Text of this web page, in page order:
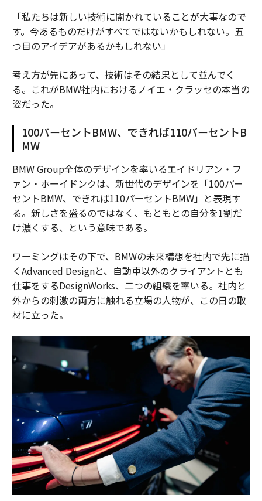
「私たちは新しい技術に開かれていることが大事なので
す。今あるものだけがすべてではないかもしれない。五
つ目のアイデアがあるかもしれない」
考え方が先にあって、技術はその結果として並んでく
る。これがBMW社内におけるノイエ・クラッセの本当の
姿だった。
100パーセントBMW、できれば110パーセントB
MW
BMW Group全体のデザインを率いるエイドリアン・フ
ァン・ホーイドンクは、新世代のデザインを「100パー
セントBMW、できれば110パーセントBMW」と表現す
る。新しさを盛るのではなく、もともとの自分を1割だ
け濃くする、という意味である。
ワーミングはその下で、BMWの未来構想を社内で先に描
くAdvanced Designと、自動車以外のクライアントとも
仕事をするDesignWorks、二つの組織を率いる。社内と
外からの刺激の両方に触れる立場の人物が、この日の取
材に立った。